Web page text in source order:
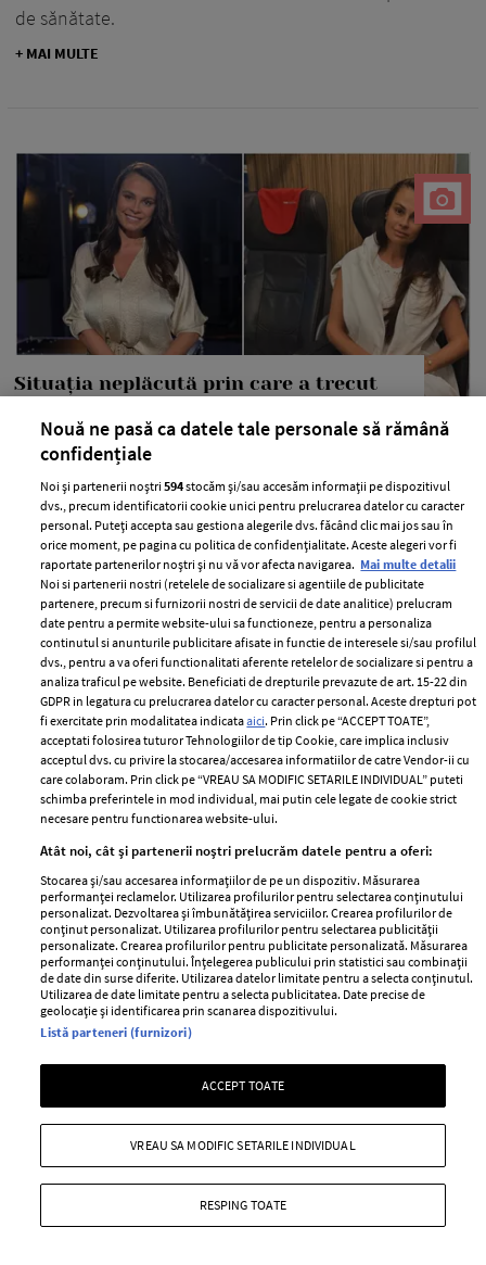
de sănătate.
+ MAI MULTE
Situația neplăcută prin care a trecut
trenul în Italia, alături de copii: "Suntem
șocați, nu știm ce putem să facem..."
PEOPLE 06 august 2026
Anca Serea a povestit pe rețelele de socializare o situație
extrem de neplăcută prin care ea și copiii ei au trecut.
+ MAI MULTE
MAI MULTE ARTICOLE
ABONEAZĂ-TE LA NEWSLETTER
Urmareste-ne pe:
Cele mai citite
7 uleiuri care stimulează creșterea rapidă a
Nouă ne pasă ca datele tale personale să rămână
confidențiale
Noi și partenerii noștri594stocăm și/sau accesăm informații pe dispozitivul
dvs., precum identificatorii cookie unici pentru prelucrarea datelor cu caracter
personal. Puteți accepta sau gestiona alegerile dvs. făcând clic mai jos sau în
orice moment, pe pagina cu politica de confidențialitate. Aceste alegeri vor fi
raportate partenerilor noștri și nu vă vor afecta navigarea. Mai multe detalii
Noi si partenerii nostri (retelele de socializare si agentiile de publicitate
partenere, precum si furnizorii nostri de servicii de date analitice) prelucram
date pentru a permite website-ului sa functioneze, pentru a personaliza
continutul si anunturile publicitare afisate in functie de interesele si/sau profilul
dvs., pentru a va oferi functionalitati aferente retelelor de socializare si pentru a
analiza traficul pe website. Beneficiati de drepturile prevazute de art. 15-22 din
GDPR in legatura cu prelucrarea datelor cu caracter personal. Aceste drepturi pot
fi exercitate prin modalitatea indicataaici. Prin click pe “ACCEPT TOATE”,
acceptati folosirea tuturor Tehnologiilor de tip Cookie, care implica inclusiv
acceptul dvs. cu privire la stocarea/accesarea informatiilor de catre Vendor-ii cu
care colaboram. Prin click pe “VREAU SA MODIFIC SETARILE INDIVIDUAL” puteti
schimba preferintele in mod individual, mai putin cele legate de cookie strict
necesare pentru functionarea website-ului.
Atât noi, cât și partenerii noștri prelucrăm datele pentru a oferi:
Stocarea și/sau accesarea informațiilor de pe un dispozitiv. Măsurarea
performanței reclamelor. Utilizarea profilurilor pentru selectarea conținutului
personalizat. Dezvoltarea și îmbunătățirea serviciilor. Crearea profilurilor de
conținut personalizat. Utilizarea profilurilor pentru selectarea publicității
personalizate. Crearea profilurilor pentru publicitate personalizată. Măsurarea
performanței conținutului. Înțelegerea publicului prin statistici sau combinații
de date din surse diferite. Utilizarea datelor limitate pentru a selecta conținutul.
Utilizarea de date limitate pentru a selecta publicitatea. Date precise de
geolocație și identificarea prin scanarea dispozitivului.
Listă parteneri (furnizori)
ACCEPT TOATE
RESPING TOATE
VREAU SA MODIFIC SETARILE INDIVIDUAL